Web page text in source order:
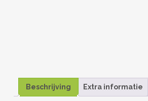
Beschrijving Extra informatie